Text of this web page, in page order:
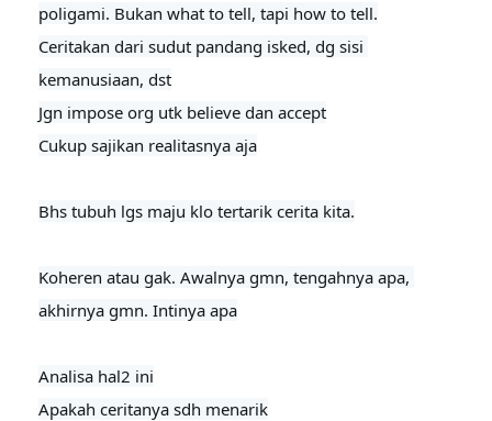
poligami. Bukan what to tell, tapi how to tell.
Ceritakan dari sudut pandang isked, dg sisi
kemanusiaan, dst
Jgn impose org utk believe dan accept
Cukup sajikan realitasnya aja
Bhs tubuh lgs maju klo tertarik cerita kita.
Koheren atau gak. Awalnya gmn, tengahnya apa,
akhirnya gmn. Intinya apa
Analisa hal2 ini
Apakah ceritanya sdh menarik